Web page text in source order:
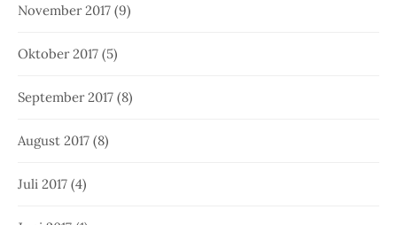
November 2017 (9)
Oktober 2017 (5)
September 2017 (8)
August 2017 (8)
Juli 2017 (4)